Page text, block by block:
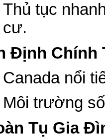
Thủ tục
cư.
Định Chính
Canada nổi
Môi trường
Tụ Gia